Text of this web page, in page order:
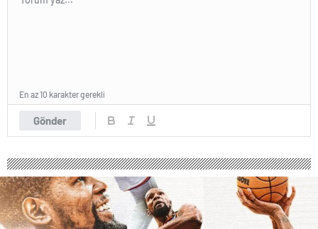
Gönder
En az 10 karakter gerekli